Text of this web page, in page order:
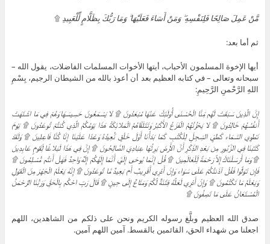
مَّنْ عَمِلَ صَالِحًا فَلِنَفْسِهِ ۖ وَمَنْ أَسَاءَ فَعَلَيْهَا ۗ وَمَا رَبُّكَ بِظَلَّامٍ لِّلْعَبِيدِ ۩
ثم أما بعد:
أيها الإخوة المسلمون الأحباب، أيتها الأخوات المسلمات الفاضلات، يقول الله –
سبحانه وتعالى – في كتابه العظيم بعد أن أعوذ بالله من الشيطان الرجيم، بِسْمِ
اللهِ الرَّحْمنِ الرَّحِيمِ:
إِنَّ الَّذِينَ سَبَقَتْ لَهُم مِّنَّا الْحُسْنَى أُوْلَئِكَ عَنْهَا مُبْعَدُونَ ۩ لا يَسْمَعُونَ حَسِيسَهَا وَهُمْ فِي مَا اشْتَهَتْ
أَنفُسُهُمْ خَالِدُونَ ۩ لا يَحْزُنُهُمُ الْفَزَعُ الأَكْبَرُ وَتَتَلَقَّاهُمُ الْمَلائِكَةُ هَذَا يَوْمُكُمُ الَّذِي كُنتُمْ تُوعَدُونَ ۩ يَوْمَ
نَطْوِي السَّمَاء كَطَيِّ السِّجِلِّ لِلْكُتُبِ كَمَا بَدَأْنَا أَوَّلَ خَلْقٍ نُّعِيدُهُ وَعْدًا عَلَيْنَا إِنَّا كُنَّا فَاعِلِينَ ۩ وَلَقَدْ
كَتَبْنَا فِي الزَّبُورِ مِن بَعْدِ الذِّكْرِ أَنَّ الأَرْضَ يَرِثُهَا عِبَادِيَ الصَّالِحُونَ ۩ إِنَّ فِي هَذَا لَبَلاغًا لِّقَوْمٍ عَابِدِينَ
۩ وَمَا أَرْسَلْنَاكَ إِلاَّ رَحْمَةً لِّلْعَالَمِينَ ۩ قُلْ إِنَّمَا يُوحَى إِلَيَّ أَنَّمَا إِلَهُكُمْ إِلَهٌ وَاحِدٌ فَهَلْ أَنتُم مُّسْلِمُونَ ۩
فَإِن تَوَلَّوْا فَقُلْ آذَنتُكُمْ عَلَى سَوَاء وَإِنْ أَدْرِي أَقَرِيبٌ أَم بَعِيدٌ مَّا تُوعَدُونَ ۩ إِنَّهُ يَعْلَمُ الْجَهْرَ مِنَ الْقَوْلِ
وَيَعْلَمُ مَا تَكْتُمُونَ ۩ وَإِنْ أَدْرِي لَعَلَّهُ فِتْنَةٌ لَّكُمْ وَمَتَاعٌ إِلَى حِينٍ ۩ قَالَ رَبِّ احْكُم بِالْحَقِّ وَرَبُّنَا الرَّحْمَنُ
الْمُسْتَعَانُ عَلَى مَا تَصِفُونَ ۩
صدق الله العظيم وبلَّغ رسوله الكريم ونحن على ذلكم من الشاهدين، اللهم
اجعلنا من شهداء الحق، القائمين بالقسط. آمين اللهم آمين.